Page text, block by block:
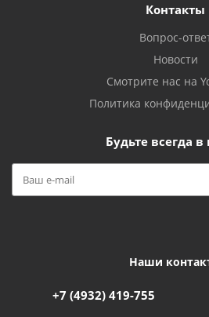
Контакты
Вопрос-
Новости
Смотрите нас на
Политика
Будьте всегда в
Наши
+7 (4932) 419-755